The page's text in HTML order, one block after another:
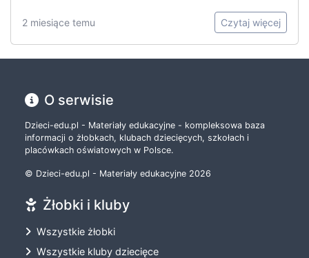
2 miesiące temu Czytaj więcej
O serwisie
Dzieci-edu.pl - Materiały edukacyjne - kompleksowa baza
informacji o żłobkach, klubach dziecięcych, szkołach i
placówkach oświatowych w Polsce.
© Dzieci-edu.pl - Materiały edukacyjne 2026
Żłobki i kluby
Wszystkie żłobki
Wszystkie kluby dziecięce